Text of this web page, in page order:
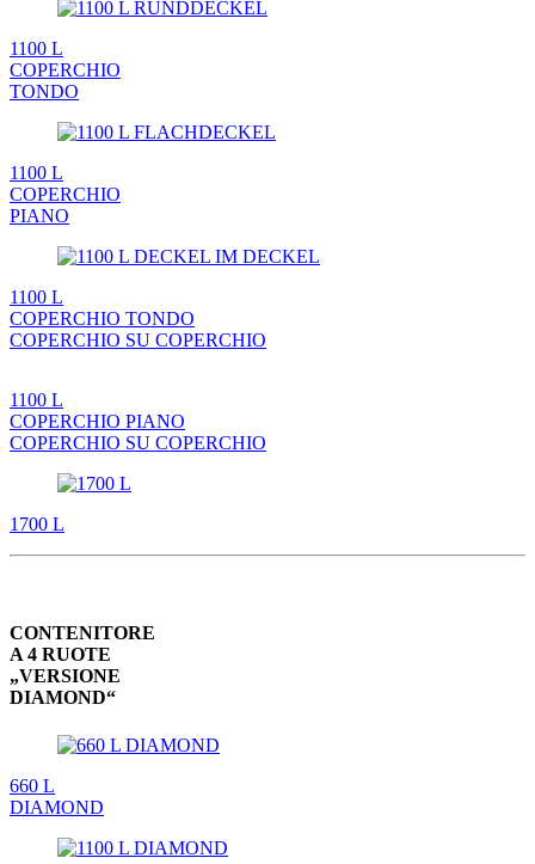
1100 L
COPERCHIO
TONDO
1100 L
COPERCHIO
PIANO
1100 L
COPERCHIO TONDO
COPERCHIO SU COPERCHIO
1100 L
COPERCHIO PIANO
COPERCHIO SU COPERCHIO
1700 L
CONTENITORE
A 4 RUOTE
„VERSIONE
DIAMOND“
660 L
DIAMOND